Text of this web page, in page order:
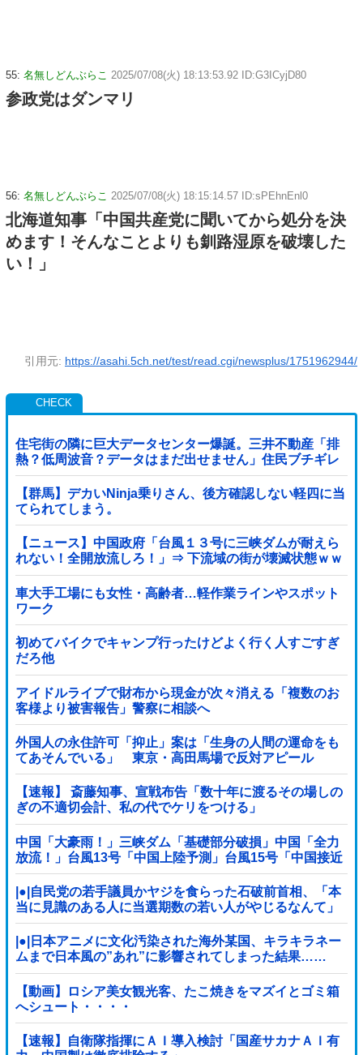
55: 名無しどんぶらこ 2025/07/08(火) 18:13:53.92 ID:G3ICyjD80
参政党はダンマリ
56: 名無しどんぶらこ 2025/07/08(火) 18:15:14.57 ID:sPEhnEnl0
北海道知事「中国共産党に聞いてから処分を決
めます！そんなことよりも釧路湿原を破壊した
い！」
引用元: https://asahi.5ch.net/test/read.cgi/newsplus/1751962944/
住宅街の隣に巨大データセンター爆誕。三井不動産「排
熱？低周波音？データはまだ出せません」住民ブチギレ
【群馬】デカいNinja乗りさん、後方確認しない軽四に当
てられてしまう。
【ニュース】中国政府「台風１３号に三峡ダムが耐えら
れない！全開放流しろ！」⇒ 下流域の街が壊滅状態ｗｗ
ｗｗｗ
車大手工場にも女性・高齢者…軽作業ラインやスポット
ワーク
初めてバイクでキャンプ行ったけどよく行く人すごすぎ
だろ他
アイドルライブで財布から現金が次々消える「複数のお
客様より被害報告」警察に相談へ
外国人の永住許可「抑止」案は「生身の人間の運命をも
てあそんでいる」 東京・高田馬場で反対アピール
【速報】 斎藤知事、宣戦布告「数十年に渡るその場しの
ぎの不適切会計、私の代でケリをつける」
中国「大豪雨！」三峡ダム「基礎部分破損」中国「全力
放流！」台風13号「中国上陸予測」台風15号「中国接近
（画像」中国「台風同時上陸！（穀物生産が壊滅危機」
→
|●|自民党の若手議員かヤジを食らった石破前首相、「本
当に見識のある人に当選期数の若い人がやじるなんて」
と不満たらたらな様子を見せて……
|●|日本アニメに文化汚染された海外某国、キラキラネー
ムまで日本風の”あれ”に影響されてしまった結果……
【動画】ロシア美女観光客、たこ焼きをマズイとゴミ箱
へシュート・・・・
【速報】自衛隊指揮にＡＩ導入検討「国産サカナＡＩ有